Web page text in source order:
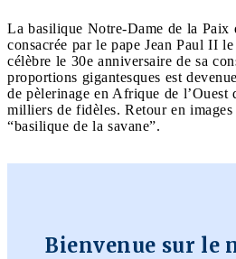
La basilique Notre-Dame de la Paix
consacrée par le pape Jean Paul II
célèbre le 30e anniversaire de sa
proportions gigantesques est
de pèlerinage en Afrique de l’Ouest
milliers de fidèles. Retour en images
“basilique de la savane”.
Bienvenue sur le